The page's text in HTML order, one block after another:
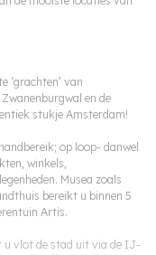
‘grachten’ van
en de
stukje Amsterdam!
op loop- danwel
winkels,
Musea zoals
bereikt u binnen 5
Artis.
u vlot de stad uit via de IJ-